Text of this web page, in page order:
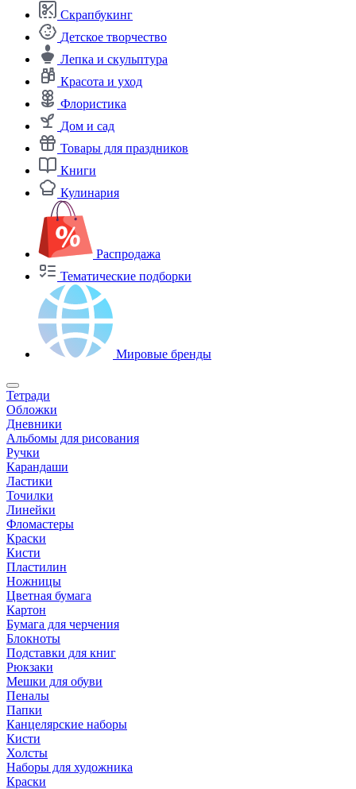
Скрапбукинг
Детское творчество
Лепка и скульптура
Красота и уход
Флористика
Дом и сад
Товары для праздников
Книги
Кулинария
Распродажа
Тематические подборки
Мировые бренды
Тетради
Обложки
Дневники
Альбомы для рисования
Ручки
Карандаши
Ластики
Точилки
Линейки
Фломастеры
Краски
Кисти
Пластилин
Ножницы
Цветная бумага
Картон
Бумага для черчения
Блокноты
Подставки для книг
Рюкзаки
Мешки для обуви
Пеналы
Папки
Канцелярские наборы
Кисти
Холсты
Наборы для художника
Краски